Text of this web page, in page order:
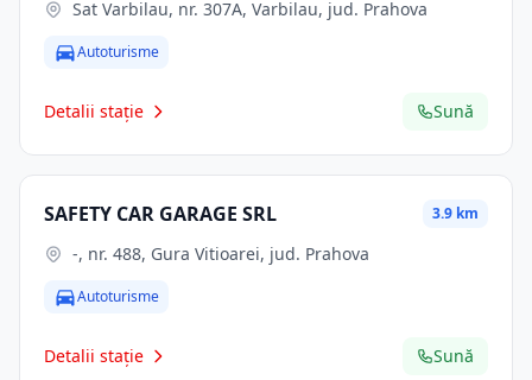
Sat Varbilau, nr. 307A, Varbilau, jud. Prahova
Autoturisme
Detalii stație Sună
SAFETY CAR GARAGE SRL 3.9 km
-, nr. 488, Gura Vitioarei, jud. Prahova
Autoturisme
Detalii stație Sună